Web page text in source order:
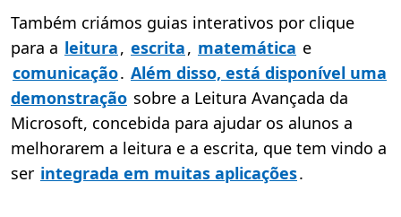
Também criámos guias interativos por clique
para a leitura, escrita, matemática e
comunicação. Além disso, está disponível uma
demonstração sobre a Leitura Avançada da
Microsoft, concebida para ajudar os alunos a
melhorarem a leitura e a escrita, que tem vindo a
ser integrada em muitas aplicações.